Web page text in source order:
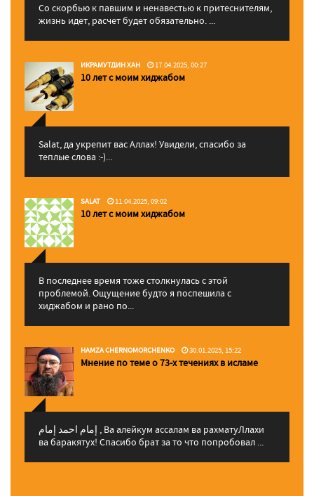
Со скорбью к павшим и ненавестью к притеснителям,
жизнь идет, расчет будет обязательно. ...
ИКРАМУТДИН ХАН 17.04.2025, 00:27
10 лет с моим хиджабом
Salat, да укрепит вас Аллаx! Увидели, спасибо за
теплые слова :-)...
SALAT 11.04.2025, 09:02
10 лет с моим хиджабом
В последнее время тоже столкнулась с этой
проблемой. Ощущение будто я поспешила с
хиджабом и рано по...
HAMZA CHERNOMORCHENKO 30.01.2025, 15:22
Мнение по теме о 73-х течениях в исламе
إمام احمد إمام , Ва алейкум ассалам ва рахматуЛлахи
ва баракятух! Спасибо брат за то что попробовал ...